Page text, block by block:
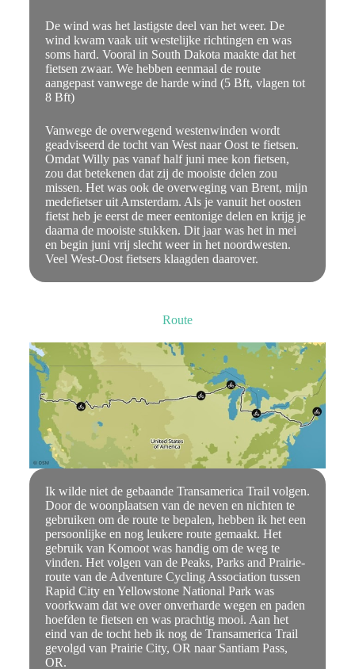
De wind was het lastigste deel van het weer. De
wind kwam vaak uit westelijke richtingen en was
soms hard. Vooral in South Dakota maakte dat het
fietsen zwaar. We hebben eenmaal de route
aangepast vanwege de harde wind (5 Bft, vlagen tot
8 Bft)
Vanwege de overwegend westenwinden wordt
geadviseerd de tocht van West naar Oost te fietsen.
Omdat Willy pas vanaf half juni mee kon fietsen,
zou dat betekenen dat zij de mooiste delen zou
missen. Het was ook de overweging van Brent, mijn
medefietser uit Amsterdam. Als je vanuit het oosten
fietst heb je eerst de meer eentonige delen en krijg je
daarna de mooiste stukken. Dit jaar was het in mei
en begin juni vrij slecht weer in het noordwesten.
Veel West-Oost fietsers klaagden daarover.
Route
Ik wilde niet de gebaande Transamerica Trail volgen.
Door de woonplaatsen van de neven en nichten te
gebruiken om de route te bepalen, hebben ik het een
persoonlijke en nog leukere route gemaakt. Het
gebruik van Komoot was handig om de weg te
vinden. Het volgen van de Peaks, Parks and Prairie-
route van de Adventure Cycling Association tussen
Rapid City en Yellowstone National Park was
voorkwam dat we over onverharde wegen en paden
hoefden te fietsen en was prachtig mooi. Aan het
eind van de tocht heb ik nog de Transamerica Trail
gevolgd van Prairie City, OR naar Santiam Pass,
OR.